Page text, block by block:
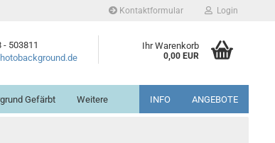
Kontaktformular Login
- 503811
Ihr Warenkorb
0,00 EUR
Gefärbt INFO ANGEBOTE
Weitere